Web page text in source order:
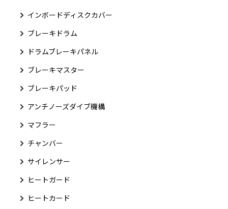
インボードディスクカバー
ブレーキドラム
ドラムブレーキパネル
ブレーキマスター
ブレーキパッド
アンチノーズダイブ機構
マフラー
チャンバー
サイレンサー
ヒートガード
ヒートカード